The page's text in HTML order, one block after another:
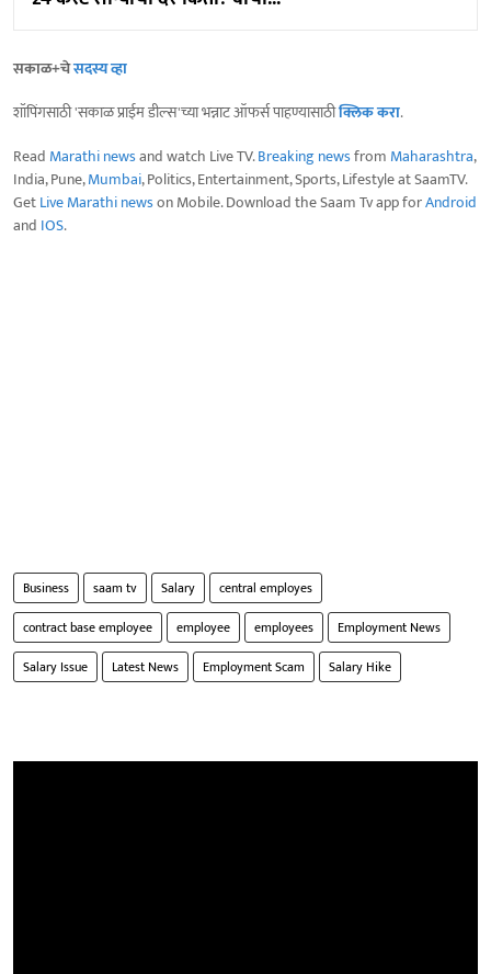
सकाळ+चेसदस्य व्हा
शॉपिंगसाठी 'सकाळ प्राईम डील्स'च्या भन्नाट ऑफर्स पाहण्यासाठीक्लिक करा.
Read Marathi newsand watch Live TV.Breaking newsfrom Maharashtra,
India, Pune,Mumbai, Politics, Entertainment, Sports, Lifestyle at SaamTV.
GetLive Marathi newson Mobile. Download the Saam Tv app forAndroid
and IOS.
Business saam tv Salary
central employes
contract base employee
employee employees
Employment News
Salary Issue
Latest News Employment Scam Salary Hike